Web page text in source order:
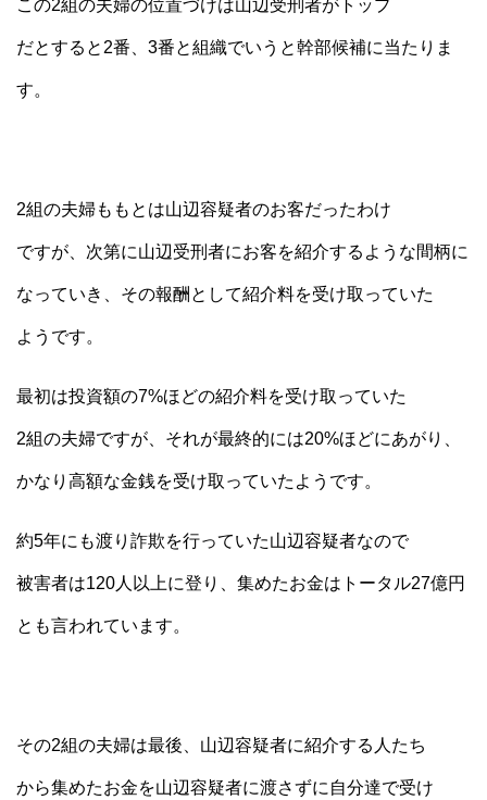
この2組の夫婦の位置づけは山辺受刑者がトップ
だとすると2番、3番と組織でいうと幹部候補に当たりま
す。
2組の夫婦ももとは山辺容疑者のお客だったわけ
ですが、次第に山辺受刑者にお客を紹介するような間柄に
なっていき、その報酬として紹介料を受け取っていた
ようです。
最初は投資額の7%ほどの紹介料を受け取っていた
2組の夫婦ですが、それが最終的には20%ほどにあがり、
かなり高額な金銭を受け取っていたようです。
約5年にも渡り詐欺を行っていた山辺容疑者なので
被害者は120人以上に登り、集めたお金はトータル27億円
とも言われています。
その2組の夫婦は最後、山辺容疑者に紹介する人たち
から集めたお金を山辺容疑者に渡さずに自分達で受け